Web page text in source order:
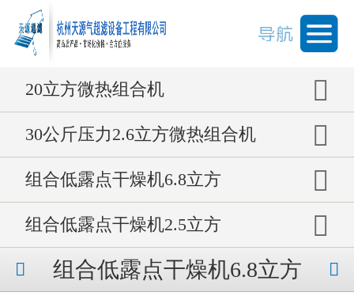
20立方微热组合机
30公斤压力2.6立方微热组合机
组合低露点干燥机6.8立方
组合低露点干燥机2.5立方
组合低露点干燥机6.8立方